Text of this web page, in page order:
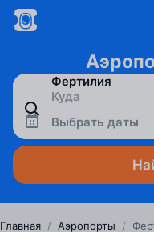
Выбрать даты
Главная / Аэропорты /